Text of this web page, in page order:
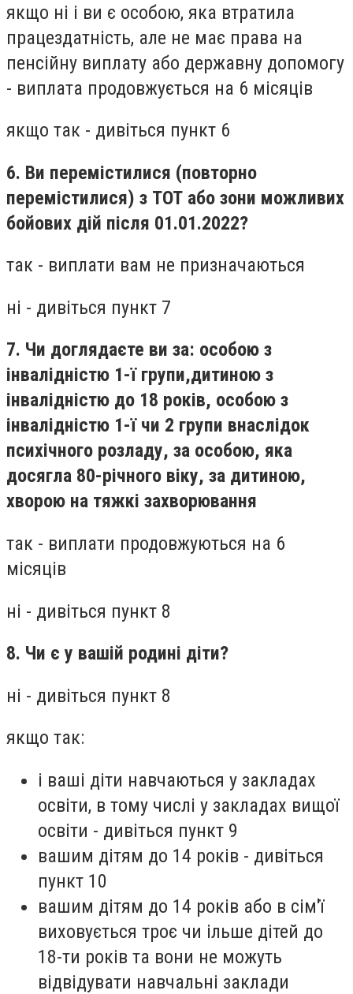
якщо ні і ви є особою, яка втратила
працездатність, але не має права на
пенсійну виплату або державну допомогу
- виплата продовжується на 6 місяців
якщо так - дивіться пункт 6
6. Ви перемістилися (повторно
перемістилися) з ТОТ або зони можливих
бойових дій після 01.01.2022?
так - виплати вам не призначаються
ні - дивіться пункт 7
7. Чи доглядаєте ви за: особою з
інвалідністю 1-ї групи,дитиною з
інвалідністю до 18 років, особою з
інвалідністю 1-ї чи 2 групи внаслідок
психічного розладу, за особою, яка
досягла 80-річного віку, за дитиною,
хворою на тяжкі захворювання
так - виплати продовжуються на 6
місяців
ні - дивіться пункт 8
8. Чи є у вашій родині діти?
ні - дивіться пункт 8
якщо так:
і ваші діти навчаються у закладах
освіти, в тому числі у закладах вищої
освіти - дивіться пункт 9
вашим дітям до 14 років - дивіться
пункт 10
вашим дітям до 14 років або в сім'ї
виховується троє чи ільше дітей до
18-ти років та вони не можуть
відвідувати навчальні заклади